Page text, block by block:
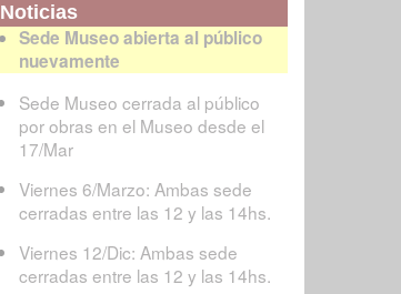
Noticias
Sede Museo abierta al público
nuevamente
Sede Museo cerrada al público
por obras en el Museo desde el
17/Mar
Viernes 6/Marzo: Ambas sede
cerradas entre las 12 y las 14hs.
Viernes 12/Dic: Ambas sede
cerradas entre las 12 y las 14hs.